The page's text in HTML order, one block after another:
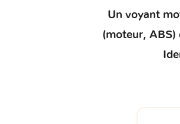
Un voyant
(moteur, ABS)